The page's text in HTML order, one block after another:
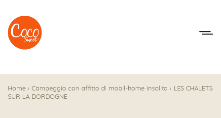
Vai al menu
Accedi al contenuto
Home › Campeggio con affitto di mobil-home insolita › LES CHALETS
SUR LA DORDOGNE